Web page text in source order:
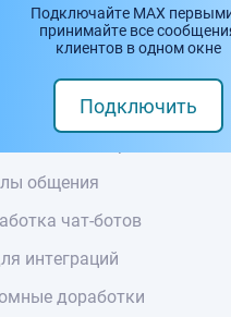
общения
чат-ботов
интеграций
доработки
Подключайте MAX
принимайте все
клиентов в одном окне
Подключить